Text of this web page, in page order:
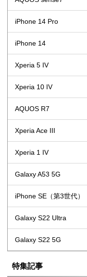
iPhone 14 Pro
iPhone 14
Xperia 5 IV
Xperia 10 IV
AQUOS R7
Xperia Ace III
Xperia 1 IV
Galaxy A53 5G
iPhone SE（第3世代）
Galaxy S22 Ultra
Galaxy S22 5G
特集記事